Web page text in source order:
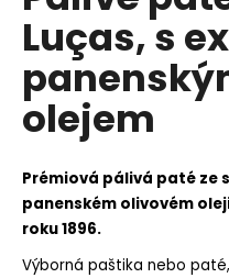
0,0
5
hvězdiček.
Luças, s
olejem
Prémiová pálivá paté ze
panenském olivovém
roku 1896.
Výborná paštika nebo
a
j
t
?